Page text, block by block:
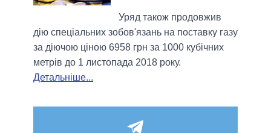
Уряд також продовжив
дію спеціальних зобов'язань на поставку газу
за діючою ціною 6958 грн за 1000 кубічних
метрів до 1 листопада 2018 року.
Детальніше...